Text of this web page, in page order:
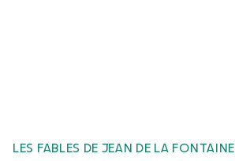
LES FABLES DE JEAN DE LA FONTAINE